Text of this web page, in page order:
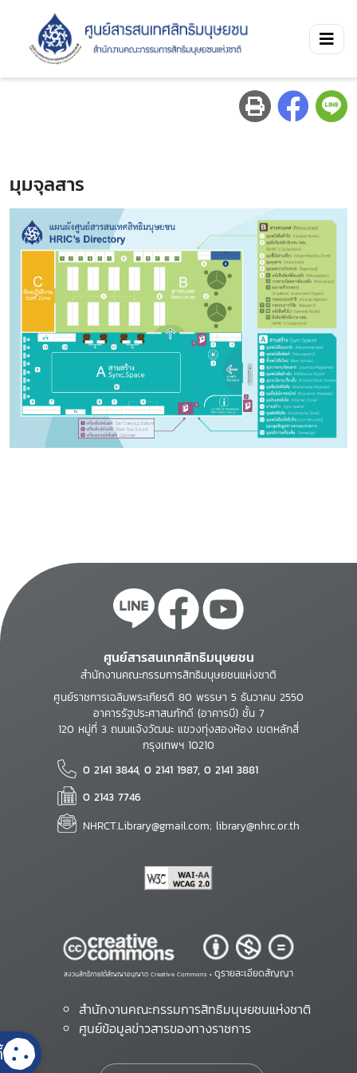
มุมจุลสาร
ศูนย์สารสนเทศสิทธิมนุษยชน
สำนักงานคณะกรรมการสิทธิมนุษยชนแห่งชาติ
ศูนย์ราชการเฉลิมพระเกียรติ 80 พรรษา 5 ธันวาคม 2550
อาคารรัฐประศาสนภักดี (อาคารบี) ชั้น 7
120 หมู่ที่ 3 ถนนแจ้งวัฒนะ แขวงทุ่งสองห้อง เขตหลักสี่
กรุงเทพฯ 10210
0 2141 3844, 0 2141 1987, 0 2141 3881
0 2143 7746
NHRCT.Library@gmail.com; library@nhrc.or.th
สงวนสิทธิ์ภายใต้สัญญาอนุญาต Creative Commons • ดูรายละเอียดสัญญา
สำนักงานคณะกรรมการสิทธิมนุษยชนแห่งชาติ
ศูนย์ข้อมูลข่าวสารของทางราชการ